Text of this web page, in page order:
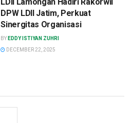
DPW LDII Jatim, Perkuat
Sinergitas Organisasi
BY EDDY ISTIYAN ZUHRI
DECEMBER 22, 2025